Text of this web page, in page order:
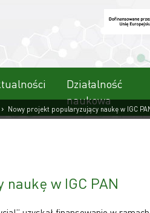
Działalność
naukowa
› Nowy projekt popularyzujący naukę w IGC
w IGC PAN